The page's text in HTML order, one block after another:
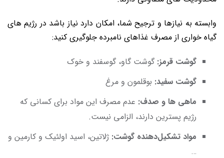
وابسته به نیازها و ترجیح شما، امکان دارد نیاز باشد در رژیم ‌های
گیاه‌ خواری از مصرف غذاهای نامبرده جلوگیری کنید:
گوشت قرمز: گوشت گاو، گوسفند و خوک
گوشت سفید: بوقلمون و مرغ
ماهی ها و صدف: عدم مصرف این مواد برای کسانی که
رژیم پسترین دارند، الزامی نیست.
مواد تشکیل‌دهنده گوشت: ژلاتین، اسید اولئیک و کارمین و
…